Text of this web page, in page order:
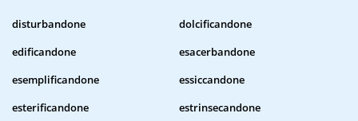
disturbandone
dolcificandone
edificandone
esacerbandone
esemplificandone
essiccandone
esterificandone
estrinsecandone